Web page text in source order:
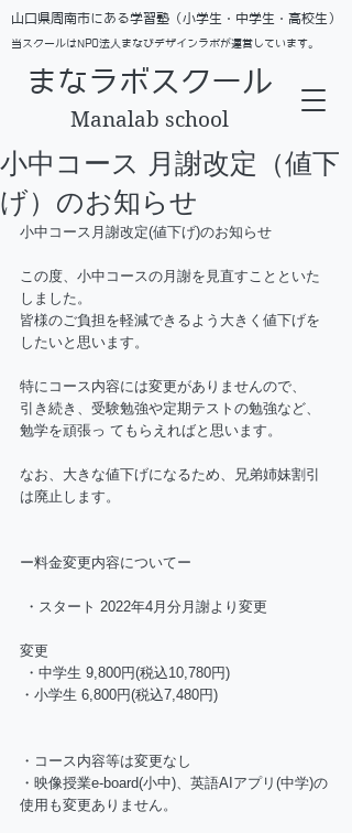
​山口県周南市にある学習塾（小学生・中学生・高校生）
当スクールはNPO法人まなびデザインラボが運営しています。
まなラボスクール
Manalab school
小中コース 月謝改定（値下
げ）のお知らせ
小中コース月謝改定(値下げ)のお知らせ
この度、小中コースの月謝を見直すことといた
しました。
皆様のご負担を軽減できるよう大きく値下げを
したいと思います。
特にコース内容には変更がありませんので、
引き続き、受験勉強や定期テストの勉強など、
勉学を頑張っ てもらえればと思います。
なお、大きな値下げになるため、兄弟姉妹割引
は廃止します。
ー料金変更内容についてー
・スタート 2022年4月分月謝より変更
変更
・中学生 9,800円(税込10,780円)
・小学生 6,800円(税込7,480円)
・コース内容等は変更なし
・映像授業e-board(小中)、英語AIアプリ(中学)の
使用も変更ありません。